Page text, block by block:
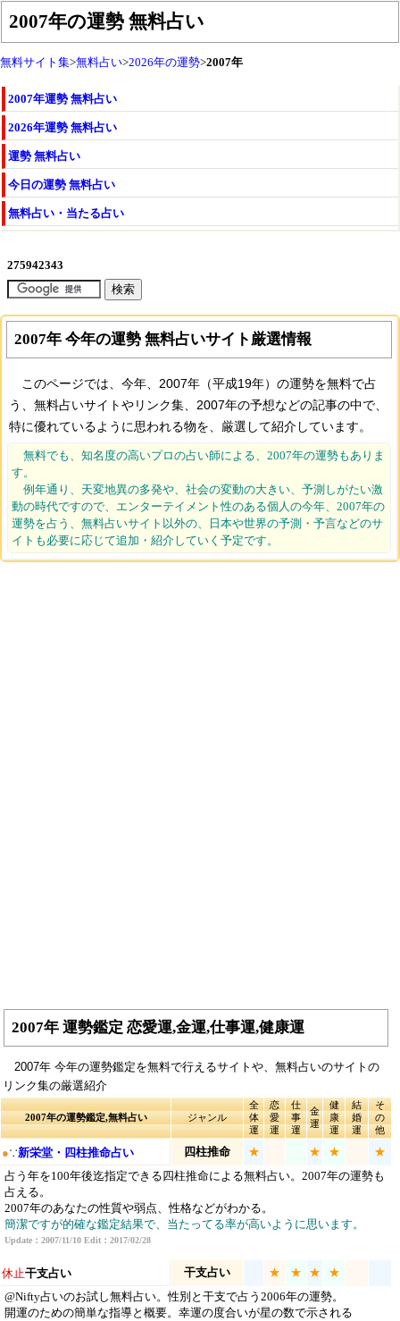
2007年の運勢 無料占い
無料サイト集>無料占い>2026年の運勢>2007年
2007年運勢 無料占い
2026年運勢 無料占い
運勢 無料占い
今日の運勢 無料占い
無料占い・当たる占い
2007年 今年の運勢 無料占いサイト厳選情報
このページでは、今年、2007年（平成19年）の運勢を無料で占
う、無料占いサイトやリンク集、2007年の予想などの記事の中で、
特に優れているように思われる物を、厳選して紹介しています。
無料でも、知名度の高いプロの占い師による、2007年の運勢もありま
す。
例年通り、天変地異の多発や、社会の変動の大きい、予測しがたい激
動の時代ですので、エンターテイメント性のある個人の今年、2007年の
運勢を占う、無料占いサイト以外の、日本や世界の予測・予言などのサ
イトも必要に応じて追加・紹介していく予定です。
2007年 運勢鑑定 恋愛運,金運,仕事運,健康運
2007年 今年の運勢鑑定を無料で行えるサイトや、無料占いのサイトの
リンク集の厳選紹介
2007年の運勢鑑定,無料占い ジャンル
全
体
運
恋
愛
運
仕
事
運
金
運
健
康
運
結
婚
運
そ
の
他
●∵新栄堂・四柱推命占い 四柱推命 ★ ★ ★
★
占う年を100年後迄指定できる四柱推命による無料占い。2007年の運勢も
占える。
2007年のあなたの性質や弱点、性格などがわかる。
簡潔ですが的確な鑑定結果で、当たってる率が高いように思います。
Update：2007/11/10 Edit：2017/02/28
休止干支占い 干支占い ★ ★ ★
★
@Nifty占いのお試し無料占い。性別と干支で占う2006年の運勢。
開運のための簡単な指導と概要。幸運の度合いが星の数で示される